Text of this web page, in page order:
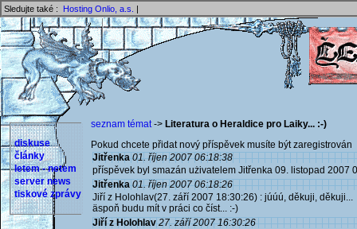
Sledujte také : Hosting Onlio, a.s. |
diskuse
články
letem - netem
server news
tiskové zprávy
seznam témat-> Literatura o Heraldice pro Laiky... :-)
Pokud chcete přidat nový příspěvek musíte být
Jitřenka 01. říjen 2007 06:18:38
příspěvek byl smazán użivatelem Jitřenka 09. listopad 2007
Jitřenka 01. říjen 2007 06:18:26
Jiří z Holohlav(27. září 2007 18:30:26) : júúú, děkuji, děkuji...
äspoň budu mít v práci co číst... :-)
Jiří z Holohlav 27. září 2007 16:30:26